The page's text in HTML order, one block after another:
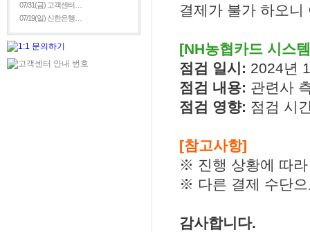
07/31(금) 고객센터…
07/19(일) 신한은행…
결제가 불가 하오
[NH농협카드 시스
점검 일시: 2024년
점검 내용: 관련사
점검 영향: 점검 시
[참고사항]
※ 진행 상황에 따
※ 다른 결제 수단
감사합니다.